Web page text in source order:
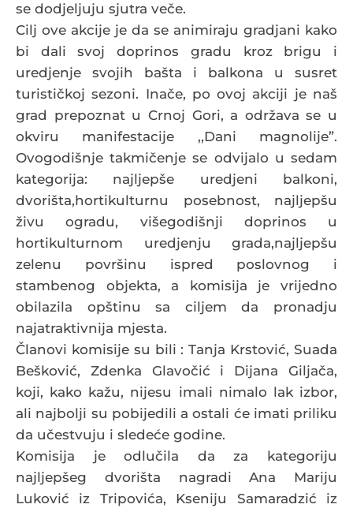
se dodjeljuju sjutra veče.
Cilj ove akcije je da se animiraju gradjani kako
bi dali svoj doprinos gradu kroz brigu i
uredjenje svojih bašta i balkona u susret
turističkoj sezoni. Inače, po ovoj akciji je naš
grad prepoznat u Crnoj Gori, a održava se u
okviru manifestacije ,,Dani magnolije”.
Ovogodišnje takmičenje se odvijalo u sedam
kategorija: najljepše uredjeni balkoni,
dvorišta,hortikulturnu posebnost, najljepšu
živu ogradu, višegodišnji doprinos u
hortikulturnom uredjenju grada,najljepšu
zelenu površinu ispred poslovnog i
stambenog objekta, a komisija je vrijedno
obilazila opštinu sa ciljem da pronadju
najatraktivnija mjesta.
Članovi komisije su bili : Tanja Krstović, Suada
Bešković, Zdenka Glavočić i Dijana Giljača,
koji, kako kažu, nijesu imali nimalo lak izbor,
ali najbolji su pobijedili a ostali će imati priliku
da učestvuju i sledeće godine.
Komisija je odlučila da za kategoriju
najljepšeg dvorišta nagradi Ana Mariju
Luković iz Tripovića, Kseniju Samaradzić iz